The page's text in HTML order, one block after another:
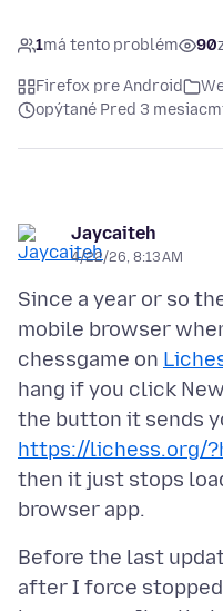
1má tento problém 90
Firefox pre Android
opýtané Pred 3
Jaycaiteh
4/22/26, 8:13 AM
Since a year or so
mobile browser
chessgame on
hang if you click
the button it sends
https://lichess.org/
then it just stops
Before the last
after I force